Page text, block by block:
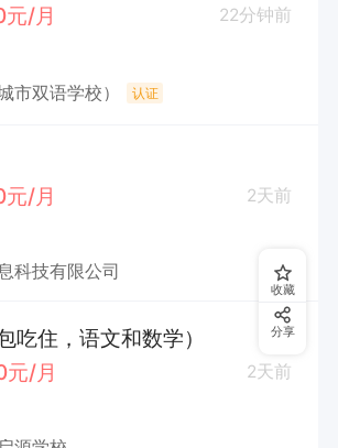
/月
22分钟前
市双语学校） 认证
/月
2天前
科技有限公司
吃住，语文和数学）
/月
2天前
收藏
分享